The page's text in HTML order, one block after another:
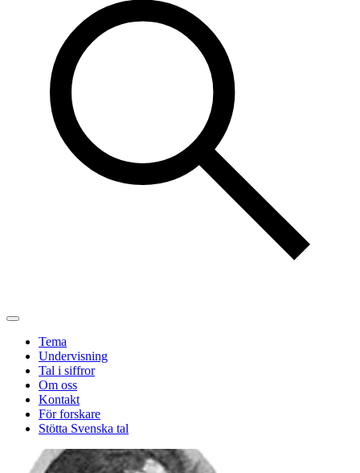
Tema
Undervisning
Tal i siffror
Om oss
Kontakt
För forskare
Stötta Svenska tal